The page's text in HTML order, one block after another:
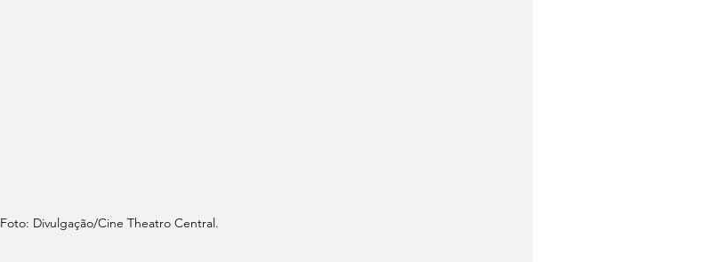
Foto: Divulgação/Cine Theatro Central.